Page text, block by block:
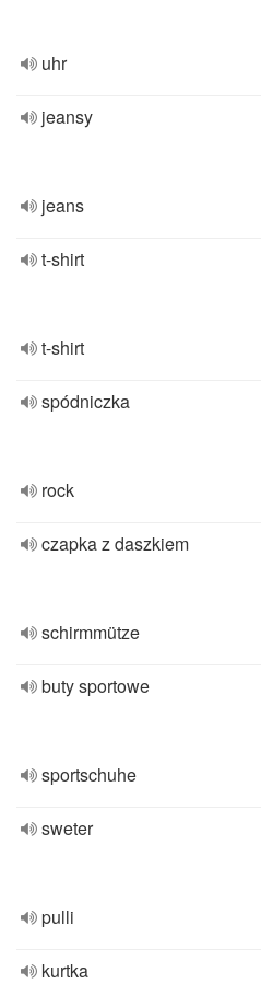
uhr
jeansy
jeans
t-shirt
t-shirt
spódniczka
rock
czapka z daszkiem
schirmmütze
buty sportowe
sportschuhe
sweter
pulli
kurtka